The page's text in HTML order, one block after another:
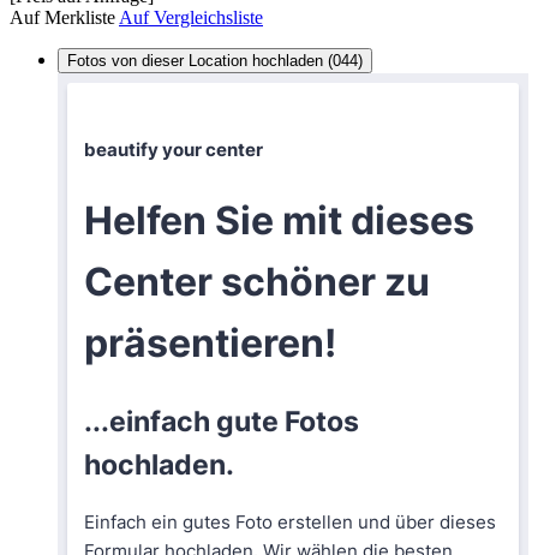
Auf Merkliste Auf Vergleichsliste
Fotos von dieser Location hochladen (044)